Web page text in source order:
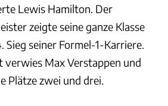
Lewis Hamilton. Der
zeigte seine ganze Klasse
Sieg seiner Formel-1-Karriere.
verwies Max Verstappen und
Plätze zwei und drei.